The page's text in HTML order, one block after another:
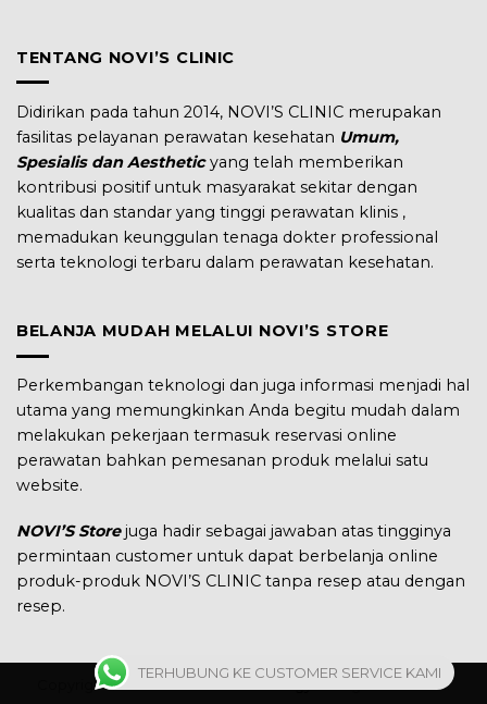
TENTANG NOVI’S CLINIC
Didirikan pada tahun 2014, NOVI’S CLINIC merupakan
fasilitas pelayanan perawatan kesehatan Umum,
Spesialis dan Aestheticyang telah memberikan
kontribusi positif untuk masyarakat sekitar dengan
kualitas dan standar yang tinggi perawatan klinis ,
memadukan keunggulan tenaga dokter professional
serta teknologi terbaru dalam perawatan kesehatan.
BELANJA MUDAH MELALUI NOVI’S STORE
Perkembangan teknologi dan juga informasi menjadi hal
utama yang memungkinkan Anda begitu mudah dalam
melakukan pekerjaan termasuk reservasi online
perawatan bahkan pemesanan produk melalui satu
website.
NOVI’S Storejuga hadir sebagai jawaban atas tingginya
permintaan customer untuk dapat berbelanja online
produk-produk NOVI’S CLINIC tanpa resep atau dengan
resep.
Copyright 2026 © erved.
TERHUBUNG KE CUSTOMER SERVICE KAMI